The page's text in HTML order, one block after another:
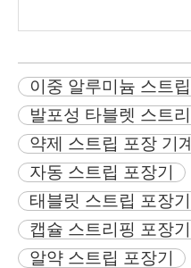
이중 알루미늄 스트립
발포성 타블렛 스트
약제 스트립 포장 기계
자동 스트립 포장기
태블릿 스트립 포장기
캡슐 스트리핑 포장기
알약 스트립 포장기